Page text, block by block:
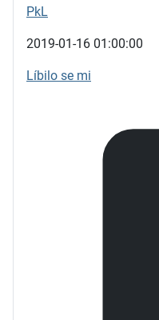
PkL
2019-01-16 01:00:00
Líbilo se mi